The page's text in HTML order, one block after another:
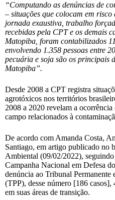
“Computando as denúncias de
– situações que colocam em
jornada exaustiva, trabalho
recebidas pela CPT e os demais
Matopiba, foram contabilizados
envolvendo 1.358 pessoas entre
pecuária e soja são os principais
Matopiba”.
Desde 2008 a CPT registra
agrotóxicos nos territórios
2008 a 2020 revelam a
campo relacionados à
De acordo com Amanda Costa,
Santiago, em artigo publicado no
Ambiental (09/02/2022),
Campanha Nacional em Defesa
denúncia ao Tribunal Permanente
(TPP), desse número [186
em suas áreas de transição.